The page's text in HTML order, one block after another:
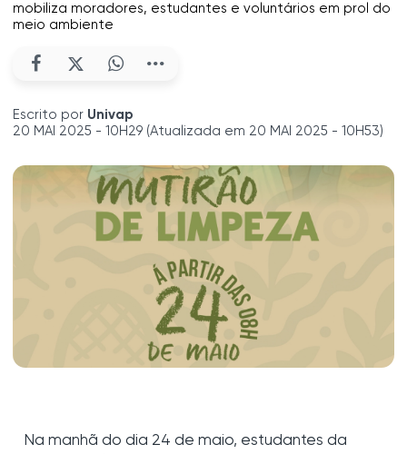
mobiliza moradores, estudantes e voluntários em prol do
meio ambiente
Escrito por Univap
20 MAI 2025 - 10H29 (Atualizada em 20 MAI 2025 - 10H53)
Na manhã do dia 24 de maio, estudantes da